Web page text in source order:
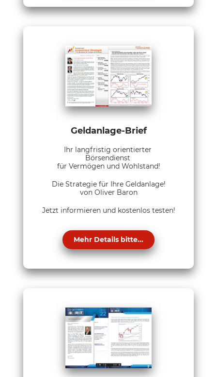
Geldanlage-Brief
Ihr langfristig orientierter
Börsendienst
für Vermögen und Wohlstand!
Die Strategie für Ihre Geldanlage!
von Oliver Baron
Jetzt informieren und kostenlos testen!
Mehr Details bitte...